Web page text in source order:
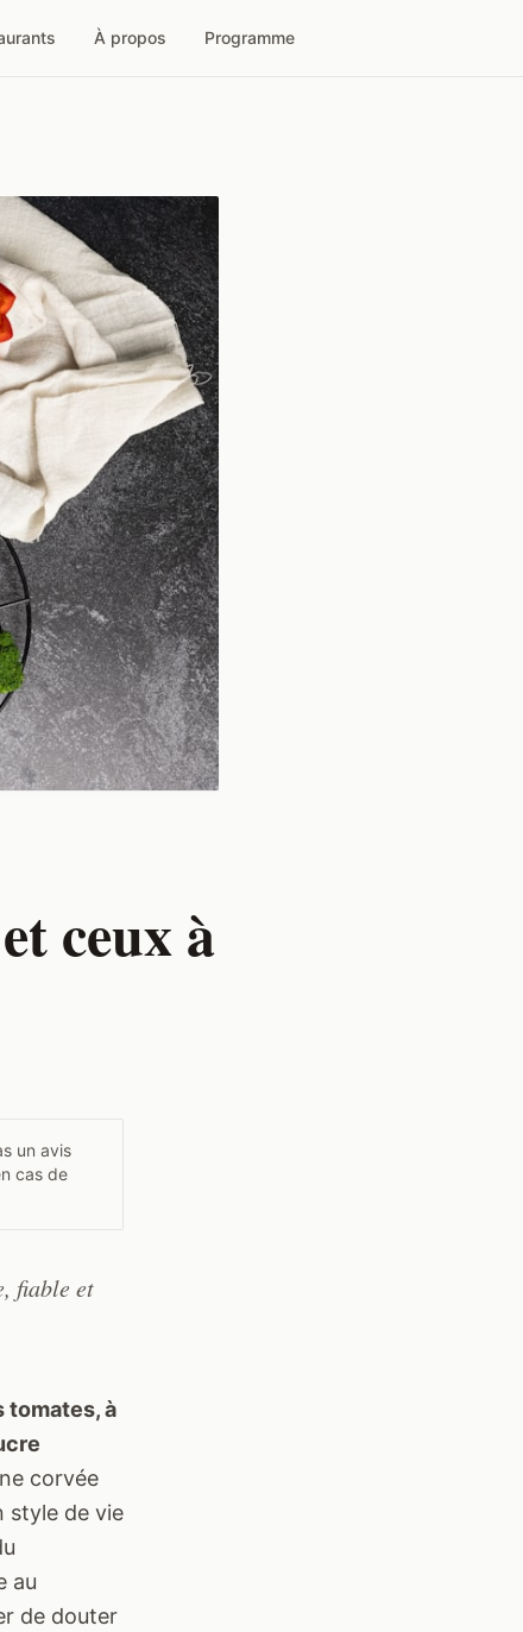
À propos Programme
ceux à
un avis
cas de
fiable et
tomates, à
corvée
style de vie
au
de douter